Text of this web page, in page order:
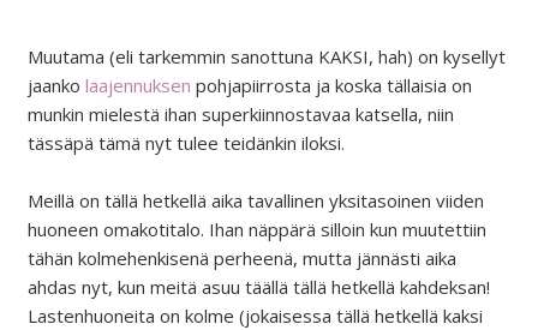
Muutama (eli tarkemmin sanottuna KAKSI, hah) on kysellyt
jaanko laajennuksen pohjapiirrosta ja koska tällaisia on
munkin mielestä ihan superkiinnostavaa katsella, niin
tässäpä tämä nyt tulee teidänkin iloksi.
Meillä on tällä hetkellä aika tavallinen yksitasoinen viiden
huoneen omakotitalo. Ihan näppärä silloin kun muutettiin
tähän kolmehenkisenä perheenä, mutta jännästi aika
ahdas nyt, kun meitä asuu täällä tällä hetkellä kahdeksan!
Lastenhuoneita on kolme (jokaisessa tällä hetkellä kaksi